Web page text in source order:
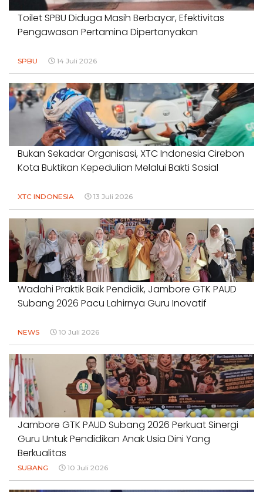
Toilet SPBU Diduga Masih Berbayar, Efektivitas
Pengawasan Pertamina Dipertanyakan
SPBU 14 Juli 2026
Bukan Sekadar Organisasi, XTC Indonesia Cirebon
Kota Buktikan Kepedulian Melalui Bakti Sosial
XTC INDONESIA 13 Juli 2026
Wadahi Praktik Baik Pendidik, Jambore GTK PAUD
Subang 2026 Pacu Lahirnya Guru Inovatif
NEWS 10 Juli 2026
Jambore GTK PAUD Subang 2026 Perkuat Sinergi
Guru Untuk Pendidikan Anak Usia Dini Yang
Berkualitas
SUBANG 10 Juli 2026